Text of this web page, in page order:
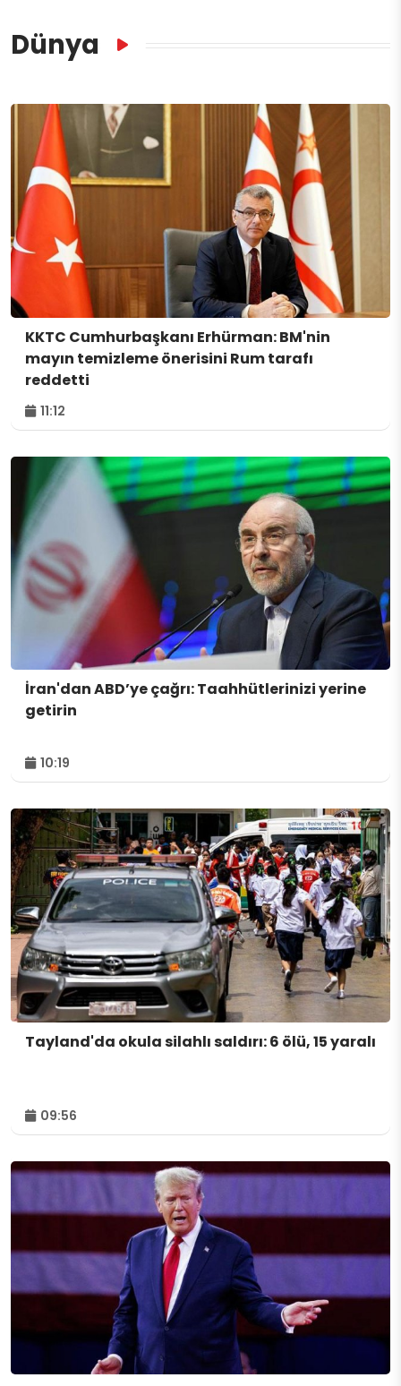
Dünya
KKTC Cumhurbaşkanı Erhürman: BM'nin
mayın temizleme önerisini Rum tarafı
reddetti
11:12
İran'dan ABD’ye çağrı: Taahhütlerinizi yerine
getirin
10:19
Tayland'da okula silahlı saldırı: 6 ölü, 15 yaralı
09:56